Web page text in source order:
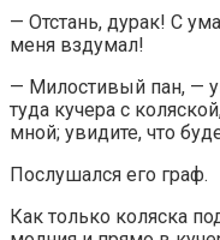
— Отстань, дурак! С
меня вздумал!
— Милостивый пан, —
туда кучера с
мной; увидите, что
Послушался его граф.
Как только коляска